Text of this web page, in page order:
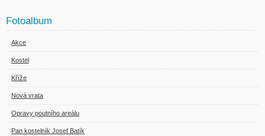
Fotoalbum
Akce
Kostel
Kříže
Nová vrata
Opravy poutního areálu
Pan kostelník Josef Batík